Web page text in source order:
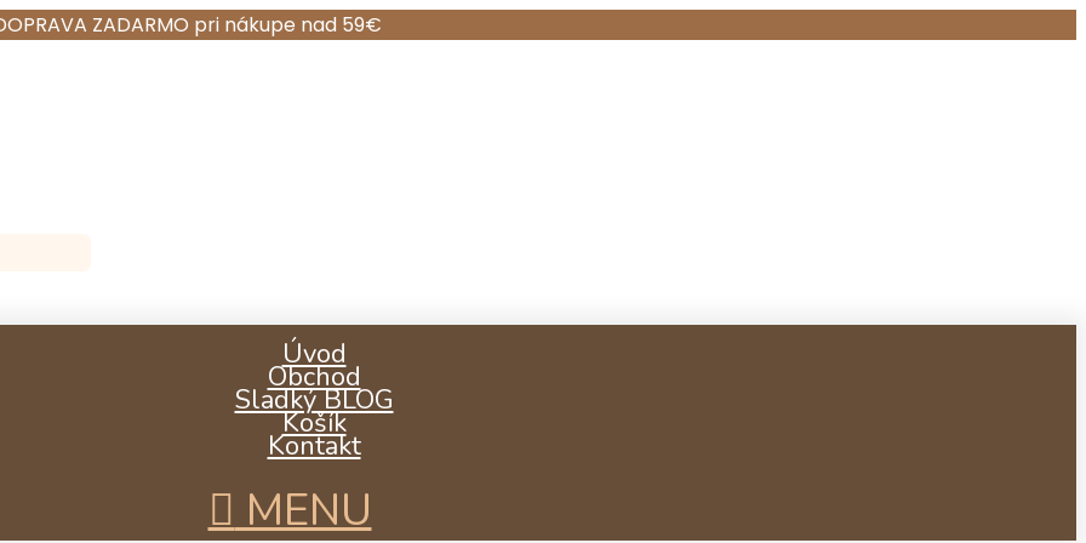
ZADARMO pri nákupe nad 59€
Úvod
Obchod
Sladký BLOG
Košík
Kontakt
MENU